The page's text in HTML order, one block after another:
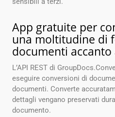
App gratuite per
una moltitudine di
documenti accanto
L’API REST di
eseguire conversioni di
documenti. Converte
dettagli vengano preservati
documento.